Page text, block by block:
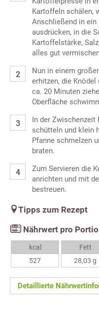
Kartoffeln schälen,
Anschließend in ein
ausdrücken, in die
Kartoffelstärke,
alles gut
Nun in einem
erhitzen, die
ca. 20 Minuten
Oberfläche
In der
schütteln und klein
Pfanne schmelzen
braten.
Zum Servieren die
anrichten und mit
bestreuen.
Tipps zum Rezept
Nährwert pro
kcal
527
Fett
28,03 g
Detaillierte